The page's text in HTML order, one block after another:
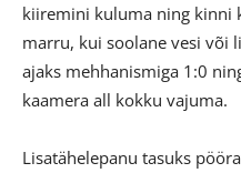
kiiremini kuluma ning kinni
marru, kui soolane vesi või
ajaks mehhanismiga 1:0
kaamera all kokku vajuma.
Lisatähelepanu tasuks